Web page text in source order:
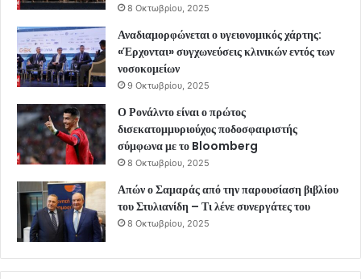
8 Οκτωβρίου, 2025
Αναδιαμορφώνεται ο υγειονομικός χάρτης:
«Έρχονται» συγχωνεύσεις κλινικών εντός των
νοσοκομείων
9 Οκτωβρίου, 2025
Ο Ρονάλντο είναι ο πρώτος
δισεκατομμυριούχος ποδοσφαιριστής
σύμφωνα με το Bloomberg
8 Οκτωβρίου, 2025
Απών ο Σαμαράς από την παρουσίαση βιβλίου
του Στυλιανίδη – Τι λένε συνεργάτες του
8 Οκτωβρίου, 2025